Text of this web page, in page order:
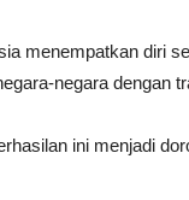
menempatkan diri
negara dengan
ini menjadi